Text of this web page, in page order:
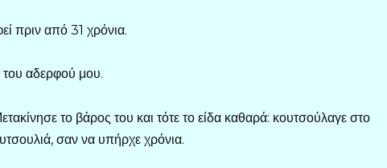
πριν από 31 χρόνια.
του αδερφού μου.
το βάρος του και τότε το είδα καθαρά: κουτσούλαγε στο
σαν να υπήρχε χρόνια.